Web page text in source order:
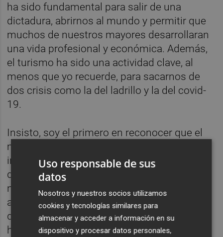
ha sido fundamental para salir de una
dictadura, abrirnos al mundo y permitir que
muchos de nuestros mayores desarrollaran
una vida profesional y económica. Además,
el turismo ha sido una actividad clave, al
menos que yo recuerde, para sacarnos de
dos crisis como la del ladrillo y la del covid-
19.
Insisto, soy el primero en reconocer que el
modelo actual en muchos destinos es
insostenible. Sin embargo, cambiarlo a base
de manifestaciones o escraches contra
nuestros clientes, no parece una estrategia
adecuada. Asimismo, resulta preocupante
que ningún responsable político del estado
haya salido a defender una de nuestras
Uso responsable de sus
datos
Nosotros y nuestros socios utilizamos
cookies y tecnologías similares para
almacenar y acceder a información en su
dispositivo y procesar datos personales,